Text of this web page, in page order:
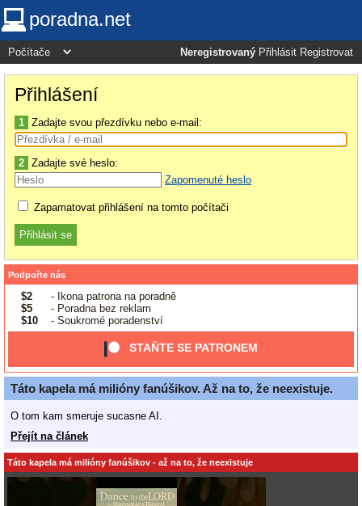
poradna.net
Neregistrovaný Přihlásit Registrovat
Přihlášení
1 Zadajte svou přezdívku nebo e-mail:
2 Zadajte své heslo:
Zapomenuté heslo
Zapamatovat přihlášení na tomto počítači
Podpořte nás
$2
- Ikona patrona na poradně
$5
- Poradna bez reklam
$10
- Soukromé poradenství
STAŇTE SE PATRONEM
Táto kapela má milióny fanúšikov. Až na to, že neexistuje.
O tom kam smeruje sucasne AI.
Přejít na článek
Táto kapela má milióny fanúšikov - až na to, že neexistuje